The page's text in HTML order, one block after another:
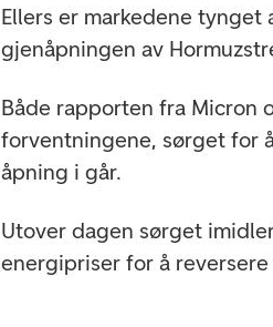
Ellers er markedene
gjenåpningen av
Både rapporten fra Micron
forventningene, sørget for
åpning i går.
Utover dagen sørget
energipriser for å